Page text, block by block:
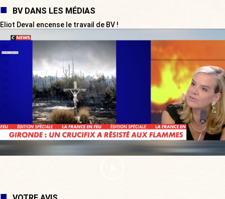
BV DANS LES MÉDIAS
Eliot Deval encense le travail de BV !